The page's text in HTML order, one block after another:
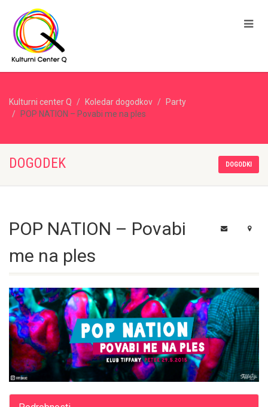
Kulturni center Q Koledar dogodkov
Party
POP NATION – Povabi me na ples
DOGODEK DOGODKI
POP NATION – Povabi
me na ples